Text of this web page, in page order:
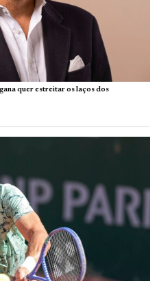
quer estreitar os laços dos